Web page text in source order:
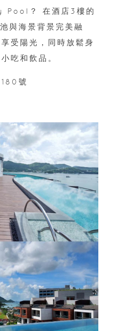
？ 在酒店3樓的
與海景背景完美融
受陽光，同時放鬆身
吃和飲品。
號